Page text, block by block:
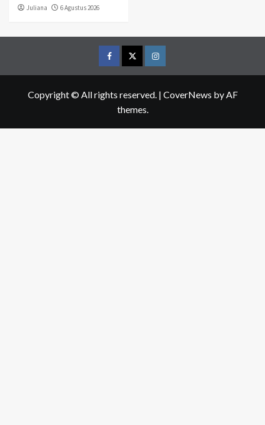
Juliana 6 Agustus 2026
FacebookTwitterInstagram
Copyright © All rights reserved. | CoverNews by AF
themes.